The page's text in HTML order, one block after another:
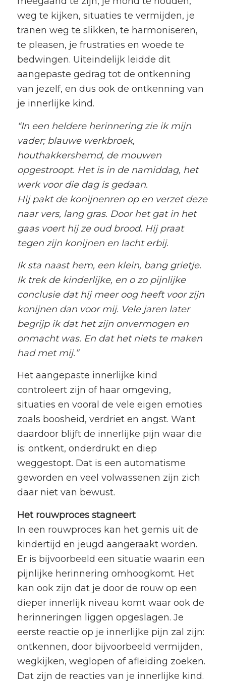
weg te kijken, situaties te vermijden, je
tranen weg te slikken, te harmoniseren,
te pleasen, je frustraties en woede te
bedwingen. Uiteindelijk leidde dit
aangepaste gedrag tot de ontkenning
van jezelf, en dus ook de ontkenning van
je innerlijke kind.
“In een heldere herinnering zie ik mijn
vader; blauwe werkbroek,
houthakkershemd, de mouwen
opgestroopt. Het is in de namiddag, het
werk voor die dag is gedaan.
Hij pakt de konijnenren op en verzet deze
naar vers, lang gras. Door het gat in het
gaas voert hij ze oud brood. Hij praat
tegen zijn konijnen en lacht erbij.
Ik sta naast hem, een klein, bang grietje.
Ik trek de kinderlijke, en o zo pijnlijke
conclusie dat hij meer oog heeft voor zijn
konijnen dan voor mij. Vele jaren later
begrijp ik dat het zijn onvermogen en
onmacht was. En dat het niets te maken
had met mij.”
Het aangepaste innerlijke kind
controleert zijn of haar omgeving,
situaties en vooral de vele eigen emoties
zoals boosheid, verdriet en angst. Want
daardoor blijft de innerlijke pijn waar die
is: ontkent, onderdrukt en diep
weggestopt. Dat is een automatisme
geworden en veel volwassenen zijn zich
daar niet van bewust.
Het rouwproces stagneert
In een rouwproces kan het gemis uit de
kindertijd en jeugd aangeraakt worden.
Er is bijvoorbeeld een situatie waarin een
pijnlijke herinnering omhoogkomt. Het
kan ook zijn dat je door de rouw op een
dieper innerlijk niveau komt waar ook de
herinneringen liggen opgeslagen. Je
eerste reactie op je innerlijke pijn zal zijn:
ontkennen, door bijvoorbeeld vermijden,
wegkijken, weglopen of afleiding zoeken.
Dat zijn de reacties van je innerlijke kind.